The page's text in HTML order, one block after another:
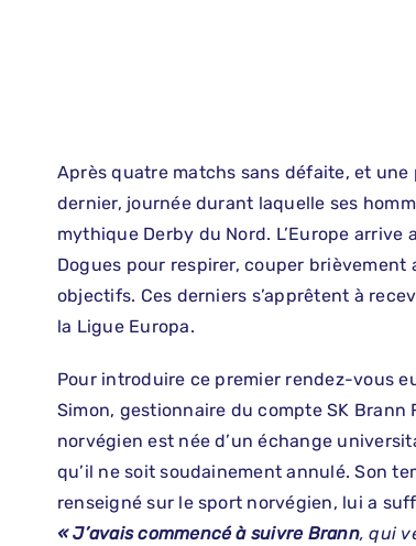
Après quatre matchs sans défaite, et une
dernier, journée durant laquelle ses
mythique Derby du Nord. L’Europe
Dogues pour respirer, couper
objectifs. Ces derniers s’apprêtent à
la Ligue Europa.
Pour introduire ce premier rendez-vous
Simon, gestionnaire du compte SK
norvégien est née d’un échange
qu’il ne soit soudainement annulé. Son
renseigné sur le sport norvégien, lui a
« J’avais commencé à suivre Brann, qui